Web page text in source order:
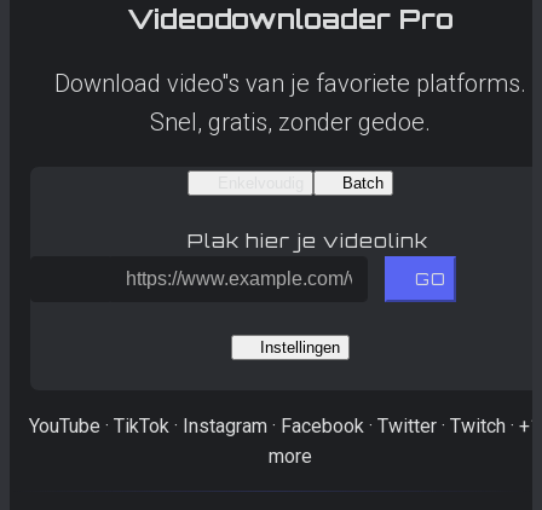
Videodownloader Pro
Download video''s van je favoriete platforms.
Snel, gratis, zonder gedoe.
Batch
Plak hier je videolink
GO
Instellingen
YouTube · TikTok · Instagram · Facebook · Twitter · Twitch ·
more